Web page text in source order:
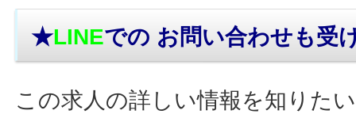
★LINEでの お問い合わせも受
この求人の詳しい情報を知りた